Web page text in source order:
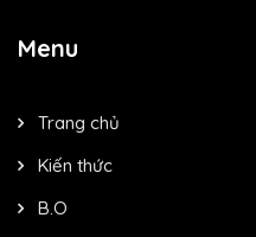
Menu
Trang chủ
Kiến thức
B.O